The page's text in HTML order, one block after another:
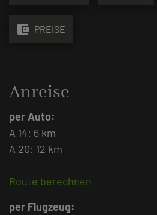
account_balance_wallet PREISE
Anreise
per Auto:
A 14: 6 km
A 20: 12 km
Route berechnen
per Flugzeug: